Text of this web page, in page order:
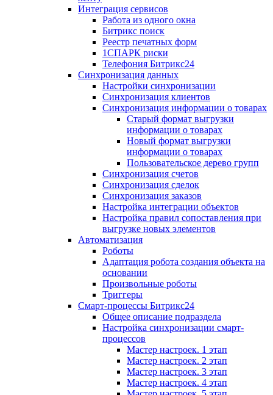
Интеграция сервисов
Работа из одного окна
Битрикс поиск
Реестр печатных форм
1СПАРК риски
Телефония Битрикс24
Синхронизация данных
Настройки синхронизации
Синхронизация клиентов
Синхронизация информации о товарах
Старый формат выгрузки
информации о товарах
Новый формат выгрузки
информации о товарах
Пользовательское дерево групп
Синхронизация счетов
Синхронизация сделок
Синхронизация заказов
Настройка интеграции объектов
Настройка правил сопоставления при
выгрузке новых элементов
Автоматизация
Роботы
Адаптация робота создания объекта на
основании
Произвольные роботы
Триггеры
Смарт-процессы Битрикс24
Общее описание подраздела
Настройка синхронизации смарт-
процессов
Мастер настроек. 1 этап
Мастер настроек. 2 этап
Мастер настроек. 3 этап
Мастер настроек. 4 этап